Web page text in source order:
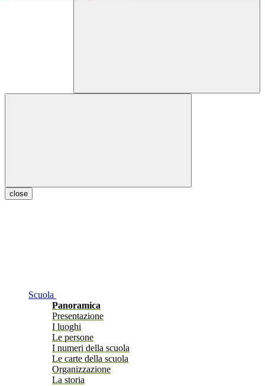
close
Scuola
Panoramica
Presentazione
I luoghi
Le persone
I numeri della scuola
Le carte della scuola
Organizzazione
La storia